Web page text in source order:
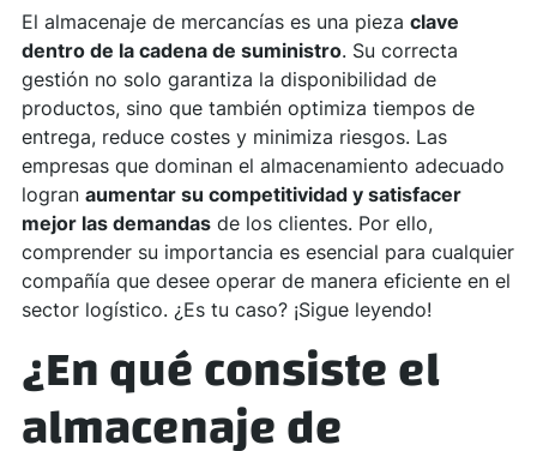
El almacenaje de mercancías es una pieza clave
dentro de la cadena de suministro. Su correcta
gestión no solo garantiza la disponibilidad de
productos, sino que también optimiza tiempos de
entrega, reduce costes y minimiza riesgos. Las
empresas que dominan el almacenamiento adecuado
logran aumentar su competitividad y satisfacer
mejor las demandasde los clientes. Por ello,
comprender su importancia es esencial para cualquier
compañía que desee operar de manera eficiente en el
sector logístico. ¿Es tu caso? ¡Sigue leyendo!
¿En qué consiste el
almacenaje de